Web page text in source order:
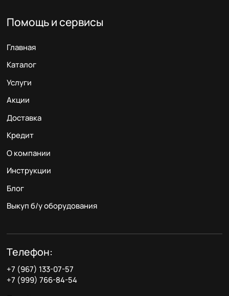
Помощь и сервисы
Главная
Каталог
Услуги
Акции
Доставка
Кредит
О компании
Инструкции
Блог
Выкуп б/у оборудования
Телефон:
+7 (967) 133-07-57
+7 (999) 766-84-54